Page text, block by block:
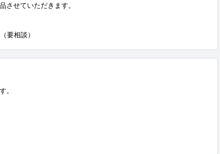
させていただきます。
要相談）
。